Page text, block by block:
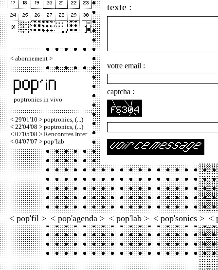
< abonnement >
poptronics in vivo
< 29'01'10 > poptronics, (...)
< 22'04'08 > poptronics, (...)
< 07'05'08 > Rencontres Inter
< 04'07'07 > pop’lab
texte :
votre email :
captcha :
< pop'fil > < pop'agenda > < pop'lab > < pop'sonics > <